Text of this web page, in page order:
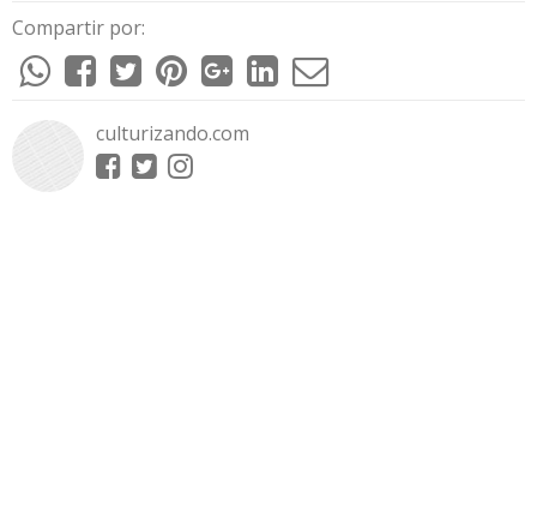
Compartir por:
culturizando.com